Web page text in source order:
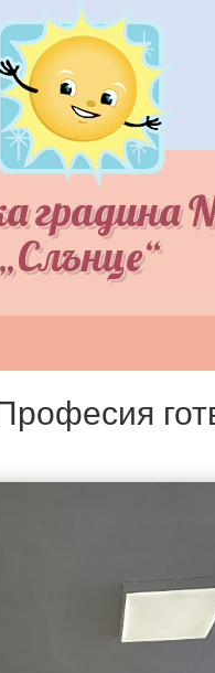
градина
„Слънце“